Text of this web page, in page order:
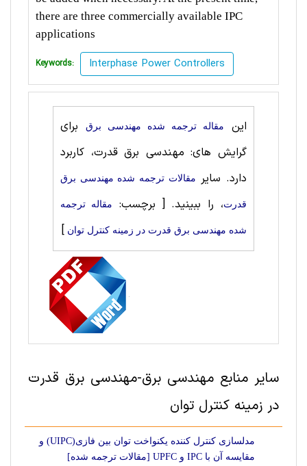
there are three commercially available IPC
applications
Keywords: Interphase Power Controllers
این مقاله ترجمه شده مهندسی برق
برای
گرایش های: مهندسی برق قدرت، کاربرد
دارد. سایر مقالات ترجمه شده مهندسی برق
قدرت، را ببینید.[ برچسب: مقاله ترجمه
شده مهندسی برق قدرت در زمینه کنترل توان ]
سایر منابع مهندسی برق-مهندسی برق قدرت
در زمینه کنترل توان
مدلسازی کنترل کننده یکنواخت توان بین فازی(UIPC) و
مقایسه آن با IPC و UPFC [مقالات ترجمه شده]